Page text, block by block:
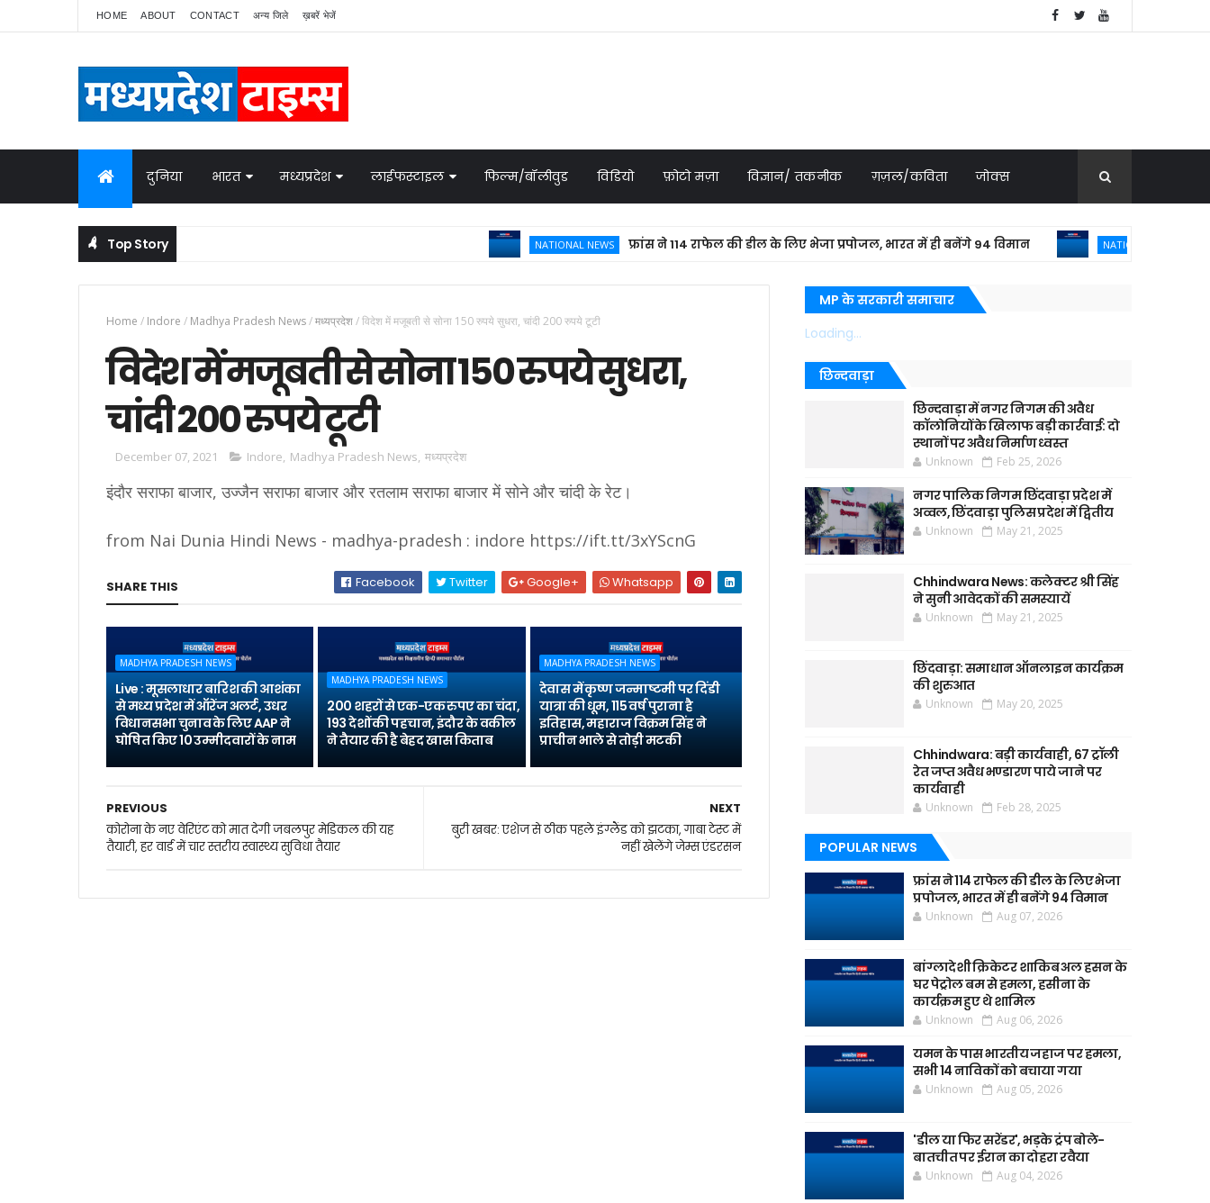
HOME ABOUT CONTACT अन्य जिले ख़बरें भेजें
दुनिया भारत मध्यप्रदेश लाईफस्टाइल फिल्म/बॉलीवुड विडियो फ़ोटो मज़ा विज्ञान/ तकनीक ग़ज़ल/कविता जोक्स
Top Story NATIONAL NEWS फ्रांस ने 114 राफेल की डील के लिए भेजा प्रपोजल, भारत में ही बनेंगे 94 विमान NATIONAL NEWS
Home / Indore / Madhya Pradesh News/मध्यप्रदेश/विदेश में मजूबती से सोना 150 रुपये सुधरा, चांदी 200 रुपये टूटी
विदेश में मजूबती से सोना 150 रुपये सुधरा,
चांदी 200 रुपये टूटी
December 07, 2021 Indore, Madhya Pradesh News, मध्यप्रदेश
इंदौर सराफा बाजार, उज्जैन सराफा बाजार और रतलाम सराफा बाजार में सोने और चांदी के रेट।
from Nai Dunia Hindi News - madhya-pradesh : indore https://ift.tt/3xYScnG
SHARE THIS Facebook Twitter Google+ Whatsapp
MADHYA PRADESH NEWS
Live : मूसलाधार बारिश की आशंका
से मध्य प्रदेश में ऑरेंज अलर्ट, उधर
विधानसभा चुनाव के लिए AAP ने
घोषित किए 10 उम्मीदवारों के नाम
MADHYA PRADESH NEWS
200 शहरों से एक-एक रुपए का चंदा,
193 देशों की पहचान, इंदौर के वकील
ने तैयार की है बेहद खास किताब
MADHYA PRADESH NEWS
देवास में कृष्ण जन्माष्टमी पर दिंडी
यात्रा की धूम, 115 वर्ष पुराना है
इतिहास, महाराज विक्रम सिंह ने
प्राचीन भाले से तोड़ी मटकी
NEXT
बुरी खबर: एशेज से ठीक पहले इंग्लैंड को झटका, गाबा टेस्ट में
नहीं खेलेंगे जेम्स एंडरसन
PREVIOUS
कोरोना के नए वेरिएंट को मात देगी जबलपुर मेडिकल की यह
तैयारी, हर वार्ड में चार स्तरीय स्वास्थ्य सुविधा तैयार
MP के सरकारी समाचार
Loading...
छिन्दवाड़ा
छिन्दवाड़ा में नगर निगम की अवैध
कॉलोनियों के खिलाफ बड़ी कार्रवाई: दो
स्थानों पर अवैध निर्माण ध्वस्त
Unknown Feb 25, 2026
नगर पालिक निगम छिंदवाड़ा प्रदेश में
अव्वल, छिंदवाड़ा पुलिस प्रदेश में द्वितीय
Unknown May 21, 2025
Chhindwara News: कलेक्टर श्री सिंह
ने सुनी आवेदकों की समस्यायें
Unknown May 21, 2025
छिंदवाड़ा: समाधान ऑनलाइन कार्यक्रम
की शुरुआत
Unknown May 20, 2025
Chhindwara: बड़ी कार्यवाही, 67 ट्रॉली
रेत जप्त अवैध भण्डारण पाये जाने पर
कार्यवाही
Unknown Feb 28, 2025
POPULAR NEWS
फ्रांस ने 114 राफेल की डील के लिए भेजा
प्रपोजल, भारत में ही बनेंगे 94 विमान
Unknown Aug 07, 2026
बांग्लादेशी क्रिकेटर शाकिब अल हसन के
घर पेट्रोल बम से हमला, हसीना के
कार्यक्रम हुए थे शामिल
Unknown Aug 06, 2026
यमन के पास भारतीय जहाज पर हमला,
सभी 14 नाविकों को बचाया गया
Unknown Aug 05, 2026
'डील या फिर सरेंडर', भड़के ट्रंप बोले-
बातचीत पर ईरान का दोहरा रवैया
Unknown Aug 04, 2026